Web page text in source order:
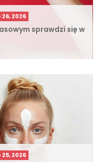
26, 2026
sprawdzi się w
25, 2026